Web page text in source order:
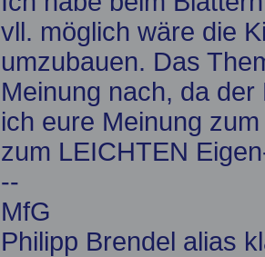
vll. möglich wäre die
umzubauen. Das
Meinung nach, da
ich eure Meinung
zum LEICHTEN
--
MfG
Philipp Brendel alias